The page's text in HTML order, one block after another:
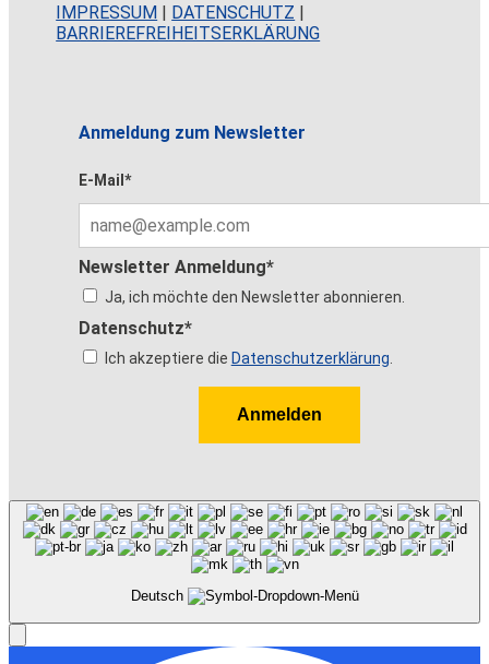
IMPRESSUM | DATENSCHUTZ |
BARRIEREFREIHEITSERKLÄRUNG
Anmeldung zum Newsletter
E-Mail*
Newsletter Anmeldung*
Ja, ich möchte den Newsletter abonnieren.
Datenschutz*
Ich akzeptiere die Datenschutzerklärung
Anmelden
Deutsch